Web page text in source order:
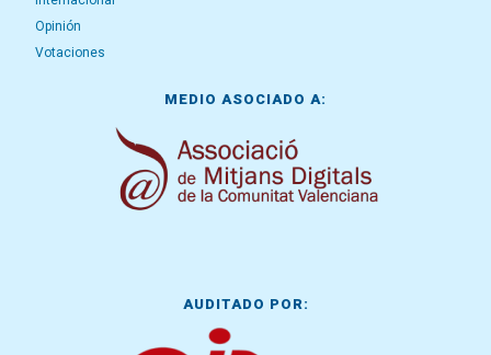
Opinión
Votaciones
MEDIO ASOCIADO A:
AUDITADO POR: